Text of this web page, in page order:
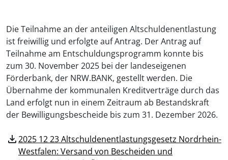
Die Teilnahme an der anteiligen Altschuldenentlastung
ist freiwillig und erfolgte auf Antrag. Der Antrag auf
Teilnahme am Entschuldungsprogramm konnte bis
zum 30. November 2025 bei der landeseigenen
Förderbank, der NRW.BANK, gestellt werden. Die
Übernahme der kommunalen Kreditverträge durch das
Land erfolgt nun in einem Zeitraum ab Bestandskraft
der Bewilligungsbescheide bis zum 31. Dezember 2026.
download2025 12 23 Altschuldenentlastungsgesetz Nordrhein-
Westfalen: Versand von Bescheiden und